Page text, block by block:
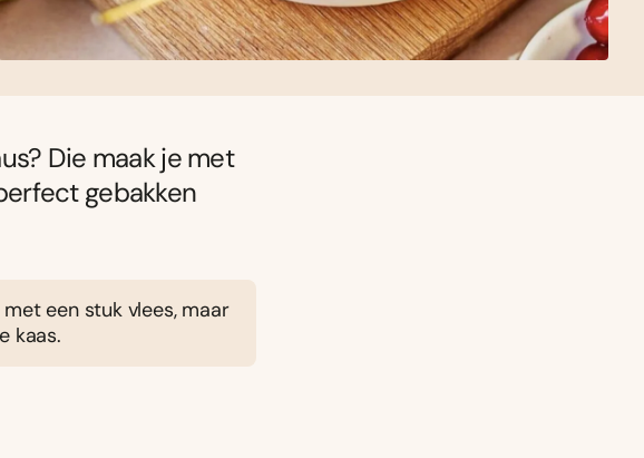
Die maak je met
gebakken
een stuk vlees, maar
kaas.